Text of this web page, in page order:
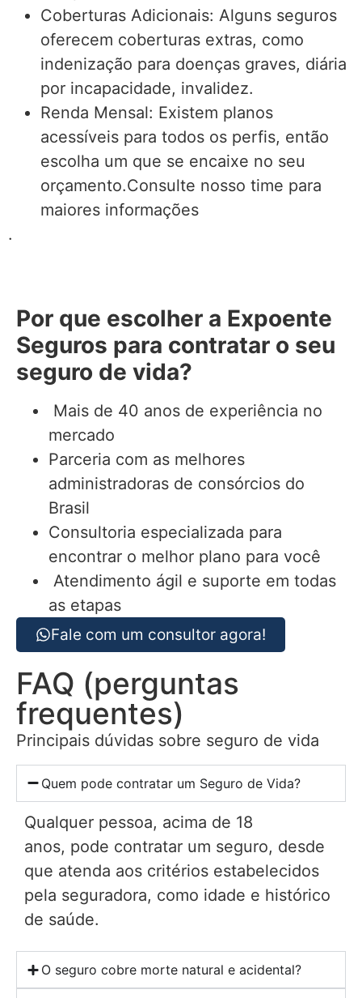
Coberturas Adicionais: Alguns seguros
oferecem coberturas extras, como
indenização para doenças graves, diária
por incapacidade, invalidez.
Renda Mensal: Existem planos
acessíveis para todos os perfis, então
escolha um que se encaixe no seu
orçamento.Consulte nosso time para
maiores informações
.
Por que escolher a Expoente
Seguros para contratar o seu
seguro de vida?
Mais de 40 anos de experiência no
mercado
Parceria com as melhores
administradoras de consórcios do
Brasil
Consultoria especializada para
encontrar o melhor plano para você
Atendimento ágil e suporte em todas
as etapas
Fale com um consultor agora!
FAQ (perguntas
frequentes)
Principais dúvidas sobre seguro de vida
Quem pode contratar um Seguro de Vida?
Qualquer pessoa, acima de 18
anos, pode contratar um seguro, desde
que atenda aos critérios estabelecidos
pela seguradora, como idade e histórico
de saúde.
O seguro cobre morte natural e acidental?